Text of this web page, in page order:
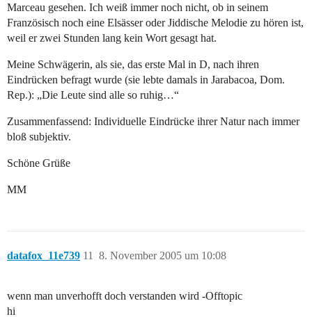
Marceau gesehen. Ich weiß immer noch nicht, ob in seinem
Französisch noch eine Elsässer oder Jiddische Melodie zu hören ist,
weil er zwei Stunden lang kein Wort gesagt hat.
Meine Schwägerin, als sie, das erste Mal in D, nach ihren
Eindrücken befragt wurde (sie lebte damals in Jarabacoa, Dom.
Rep.): „Die Leute sind alle so ruhig…“
Zusammenfassend: Individuelle Eindrücke ihrer Natur nach immer
bloß subjektiv.
Schöne Grüße
MM
datafox_11e739 8. November 2005 um 10:08
11
wenn man unverhofft doch verstanden wird -Offtopic
hi